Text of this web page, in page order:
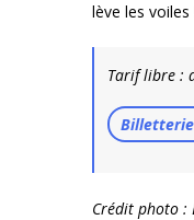
lève les voiles
Tarif libre :
Crédit photo :